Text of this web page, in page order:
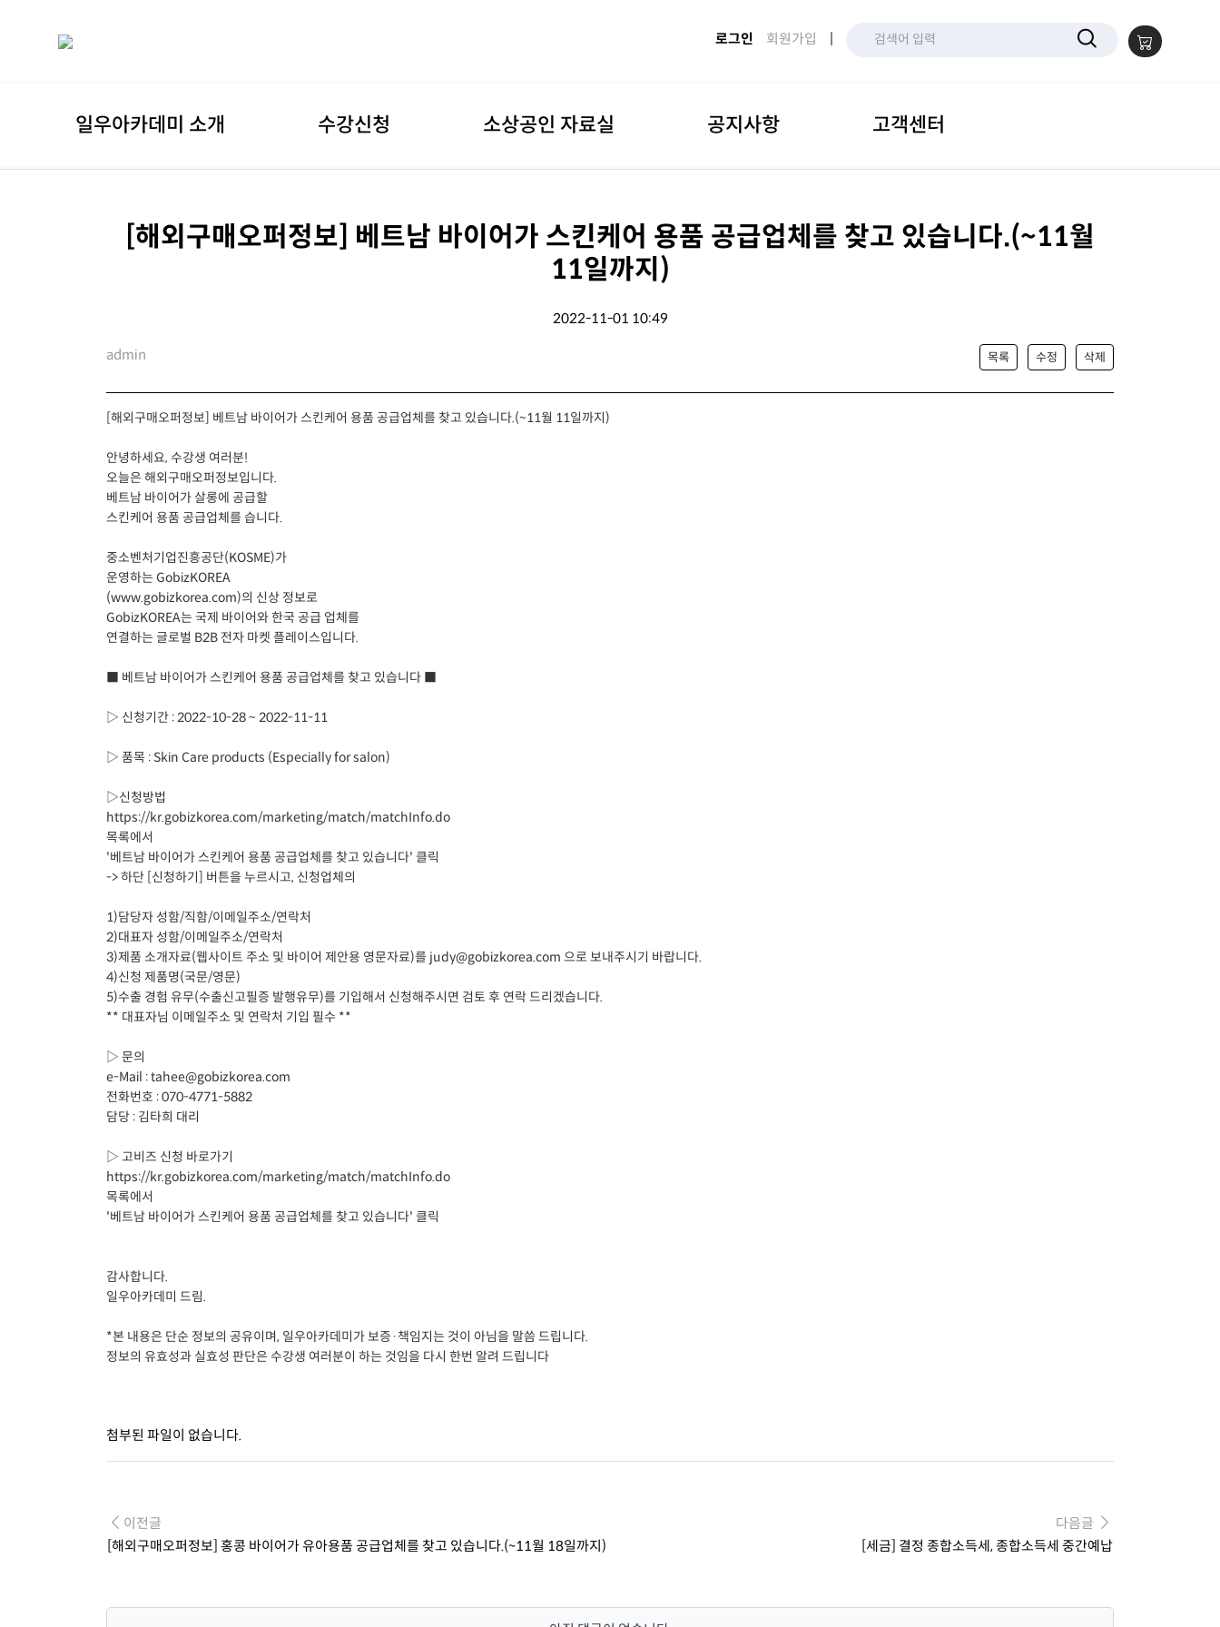
로그인 회원가입 |
일우아카데미 소개 수강신청 소상공인 자료실 공지사항 고객센터
[해외구매오퍼정보] 베트남 바이어가 스킨케어 용품 공급업체를 찾고 있습니다.(~11월
11일까지)
2022-11-01 10:49
admin 목록 수정 삭제
[해외구매오퍼정보] 베트남 바이어가 스킨케어 용품 공급업체를 찾고 있습니다.(~11월 11일까지)
안녕하세요, 수강생 여러분!
오늘은 해외구매오퍼정보입니다.
베트남 바이어가 살롱에 공급할
스킨케어 용품 공급업체를 습니다.
중소벤처기업진흥공단(KOSME)가
운영하는 GobizKOREA
(www.gobizkorea.com)의 신상 정보로
GobizKOREA는 국제 바이어와 한국 공급 업체를
연결하는 글로벌 B2B 전자 마켓 플레이스입니다.
■ 베트남 바이어가 스킨케어 용품 공급업체를 찾고 있습니다 ■
▷ 신청기간 : 2022-10-28 ~ 2022-11-11
▷ 품목 : Skin Care products (Especially for salon)
▷신청방법
https://kr.gobizkorea.com/marketing/match/matchInfo.do
목록에서
'베트남 바이어가 스킨케어 용품 공급업체를 찾고 있습니다' 클릭
-> 하단 [신청하기] 버튼을 누르시고, 신청업체의
1)담당자 성함/직함/이메일주소/연락처
2)대표자 성함/이메일주소/연락처
3)제품 소개자료(웹사이트 주소 및 바이어 제안용 영문자료)를 judy@gobizkorea.com 으로 보내주시기 바랍니다.
4)신청 제품명(국문/영문)
5)수출 경험 유무(수출신고필증 발행유무)를 기입해서 신청해주시면 검토 후 연락 드리겠습니다.
** 대표자님 이메일주소 및 연락처 기입 필수 **
▷ 문의
e-Mail : tahee@gobizkorea.com
전화번호 : 070-4771-5882
담당 : 김타희 대리
▷ 고비즈 신청 바로가기
https://kr.gobizkorea.com/marketing/match/matchInfo.do
목록에서
'베트남 바이어가 스킨케어 용품 공급업체를 찾고 있습니다' 클릭
감사합니다.
일우아카데미 드림.
*본 내용은 단순 정보의 공유이며, 일우아카데미가 보증·책임지는 것이 아님을 말씀 드립니다.
정보의 유효성과 실효성 판단은 수강생 여러분이 하는 것임을 다시 한번 알려 드립니다
첨부된 파일이 없습니다.
이전글
[해외구매오퍼정보] 홍콩 바이어가 유아용품 공급업체를 찾고 있습니다.(~11월 18일까지)
다음글
[세금] 결정 종합소득세, 종합소득세 중간예납